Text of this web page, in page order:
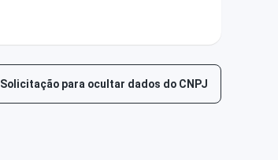
Solicitação para ocultar dados do CNPJ